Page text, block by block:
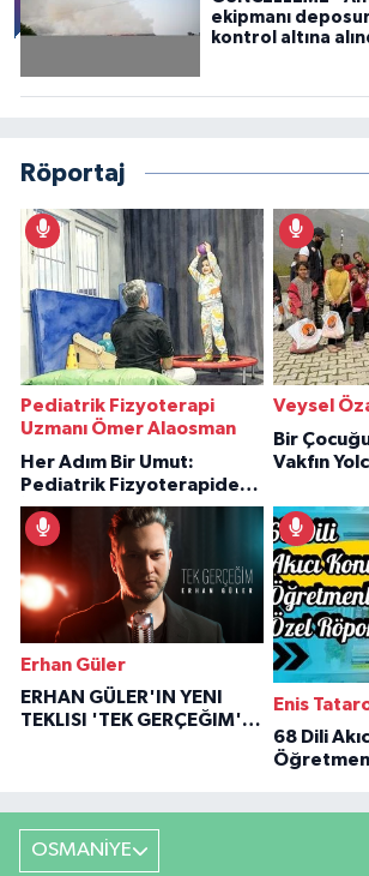
ekipmanı
kontrol altına
Röportaj
Pediatrik Fizyoterapi
Uzmanı Ömer Alaosman
Her Adım Bir Umut:
Pediatrik Fizyoterapiden
İlham Veren Hikâyeler
Veysel
Bir
Vakfın
Erhan Güler
ERHAN GÜLER'IN YENI
TEKLISI 'TEK GERÇEĞIM'LE
Enis
68 Dili
OSMANİYE